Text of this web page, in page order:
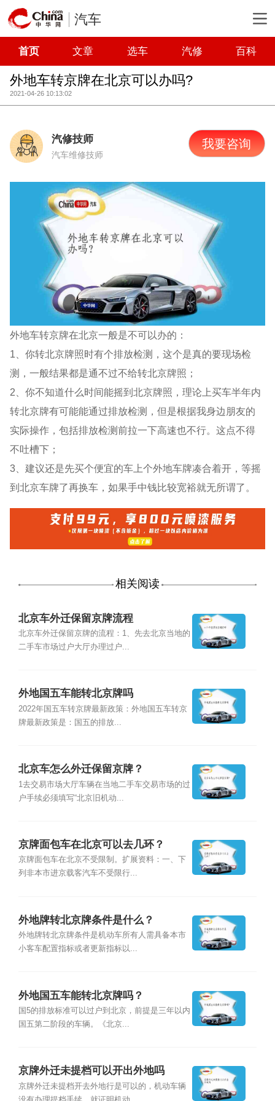
汽车
首页 文章 选车 汽修 百科
外地车转京牌在北京可以办吗?
2021-04-26 10:13:02
汽修技师
汽车维修技师
我要咨询
外地车转京牌在北京一般是不可以办的：
1、你转北京牌照时有个排放检测，这个是真的要现场检
测，一般结果都是通不过不给转北京牌照；
2、你不知道什么时间能摇到北京牌照，理论上买车半年内
转北京牌有可能能通过排放检测，但是根据我身边朋友的
实际操作，包括排放检测前拉一下高速也不行。这点不得
不吐槽下；
3、建议还是先买个便宜的车上个外地车牌凑合着开，等摇
到北京车牌了再换车，如果手中钱比较宽裕就无所谓了。
相关阅读
北京车外迁保留京牌流程
北京车外迁保留京牌的流程：1、先去北京当地的
二手车市场过户大厅办理过户...
外地国五车能转北京牌吗
2022年国五车转京牌最新政策：外地国五车转京
牌最新政策是：国五的排放...
北京车怎么外迁保留京牌？
1去交易市场大厅车辆在当地二手车交易市场的过
户手续必须填写“北京旧机动...
京牌面包车在北京可以去几环？
京牌面包车在北京不受限制。扩展资料：一、下
列非本市进京载客汽车不受限行...
外地牌转北京牌条件是什么？
外地牌转北京牌条件是机动车所有人需具备本市
小客车配置指标或者更新指标以...
外地国五车能转北京牌吗？
国5的排放标准可以过户到北京，前提是三年以内
国五第二阶段的车辆。《北京...
京牌外迁未提档可以开出外地吗
京牌外迁未提档开去外地行是可以的，机动车辆